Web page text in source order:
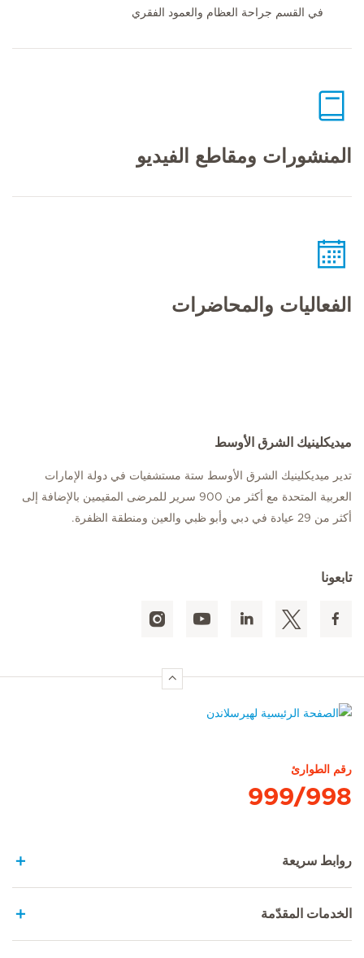
في القسم جراحة العظام والعمود الفقري
المنشورات ومقاطع الفيديو
الفعاليات والمحاضرات
ميديكلينيك الشرق الأوسط
تدير ميديكلينيك الشرق الأوسط ستة مستشفيات في دولة الإمارات
العربية المتحدة مع أكثر من 900 سرير للمرضى المقيمين بالإضافة إلى
أكثر من 29 عيادة في دبي وأبو ظبي والعين ومنطقة الظفرة.
تابعونا
رقم الطوارئ
999/998
روابط سريعة
الخدمات المقدّمة